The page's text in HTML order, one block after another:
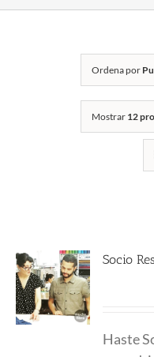
Ordena por
Mostrar 12
Socio
Haste